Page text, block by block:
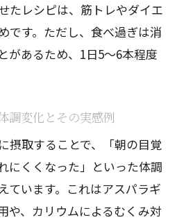
過ぎリスクと賢い摂り方
べ過ぎによる影響と注意
ガス摂取量で健康を守る
効果を活かす賢い食べ方
食べ過ぎるとどうなるの
たレシピは、筋トレやダイエ
です。ただし、食べ過ぎは消
があるため、1日5〜6本程度
調変化とその実感例
摂取することで、「朝の目覚
にくくなった」といった体調
ています。これはアスパラギ
や、カリウムによるむくみ対